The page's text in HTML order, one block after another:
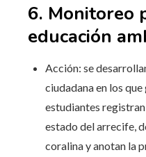
6. Monitoreo
educación
Acción: se
ciudadana en los
estudiantes
estado del arrecife,
coralina y anotan la